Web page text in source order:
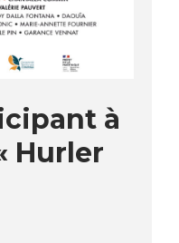
à
Hurler